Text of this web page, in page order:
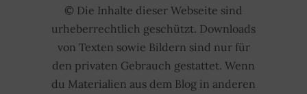
© Die Inhalte dieser Webseite sind
urheberrechtlich geschützt. Downloads
von Texten sowie Bildern sind nur für
den privaten Gebrauch gestattet. Wenn
du Materialien aus dem Blog in anderen